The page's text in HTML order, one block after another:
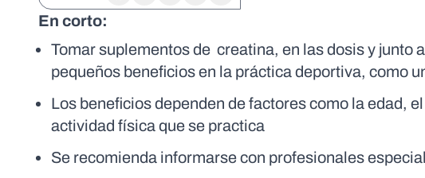
En corto:
Tomar suplementos de creatina, en las dosis y junto
pequeños beneficios en la práctica deportiva, como
Los beneficios dependen de factores como la edad,
actividad física que se practica
Se recomienda informarse con profesionales